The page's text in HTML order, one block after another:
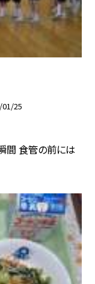
25
瞬間 食管の前には